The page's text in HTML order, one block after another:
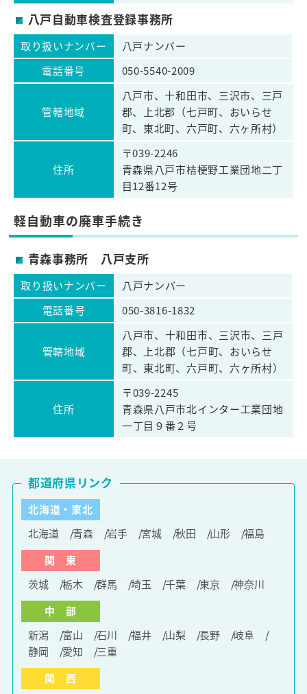
八戸自動車検査登録事務所
取り扱いナンバー
八戸ナンバー
電話番号
050-5540-2009
管轄地域
八戸市、十和田市、三沢市、三戸
郡、上北郡（七戸町、おいらせ
町、東北町、六戸町、六ヶ所村）
住所
〒039-2246
青森県八戸市桔梗野工業団地二丁
目12番12号
軽自動車の廃車手続き
青森事務所 八戸支所
取り扱いナンバー
八戸ナンバー
電話番号
050-3816-1832
管轄地域
八戸市、十和田市、三沢市、三戸
郡、上北郡（七戸町、おいらせ
町、東北町、六戸町、六ヶ所村）
住所
〒039-2245
青森県八戸市北インター工業団地
一丁目９番２号
北海道・東北
北海道
青森 岩手 宮城 秋田 山形
福島
関 東
茨城
栃木 群馬 埼玉 千葉 東京
神奈川
中 部
新潟
富山 石川 福井 山梨 長野
岐阜
静岡
愛知
三重
関 西
都道府県リンク